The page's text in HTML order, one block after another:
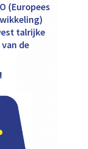
(Europees
talrijke
de